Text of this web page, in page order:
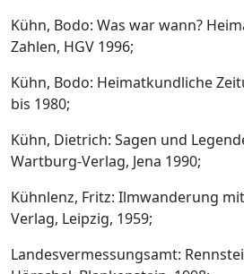
Kühn, Bodo: Was war wann?
Zahlen, HGV 1996;
Kühn, Bodo: Heimatkundliche
bis 1980;
Kühn, Dietrich: Sagen und
Wartburg-Verlag, Jena 1990;
Kühnlenz, Fritz: Ilmwanderung
Verlag, Leipzig, 1959;
Landesvermessungsamt: